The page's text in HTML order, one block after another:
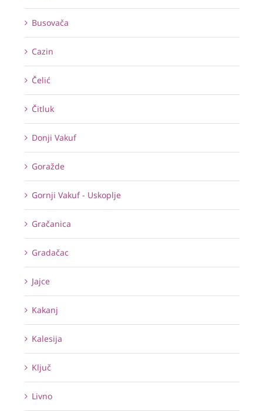
Busovača
Cazin
Čelić
Čitluk
Donji Vakuf
Goražde
Gornji Vakuf - Uskoplje
Gračanica
Gradačac
Jajce
Kakanj
Kalesija
Ključ
Livno